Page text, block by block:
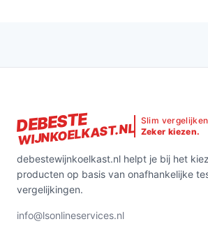
DEBESTE
WIJNKOELKAST.NL
Slim
Zeker kiezen.
debestewijnkoelkast.nl helpt je bij het
producten op basis van onafhankelijke
vergelijkingen.
info@lsonlineservices.nl